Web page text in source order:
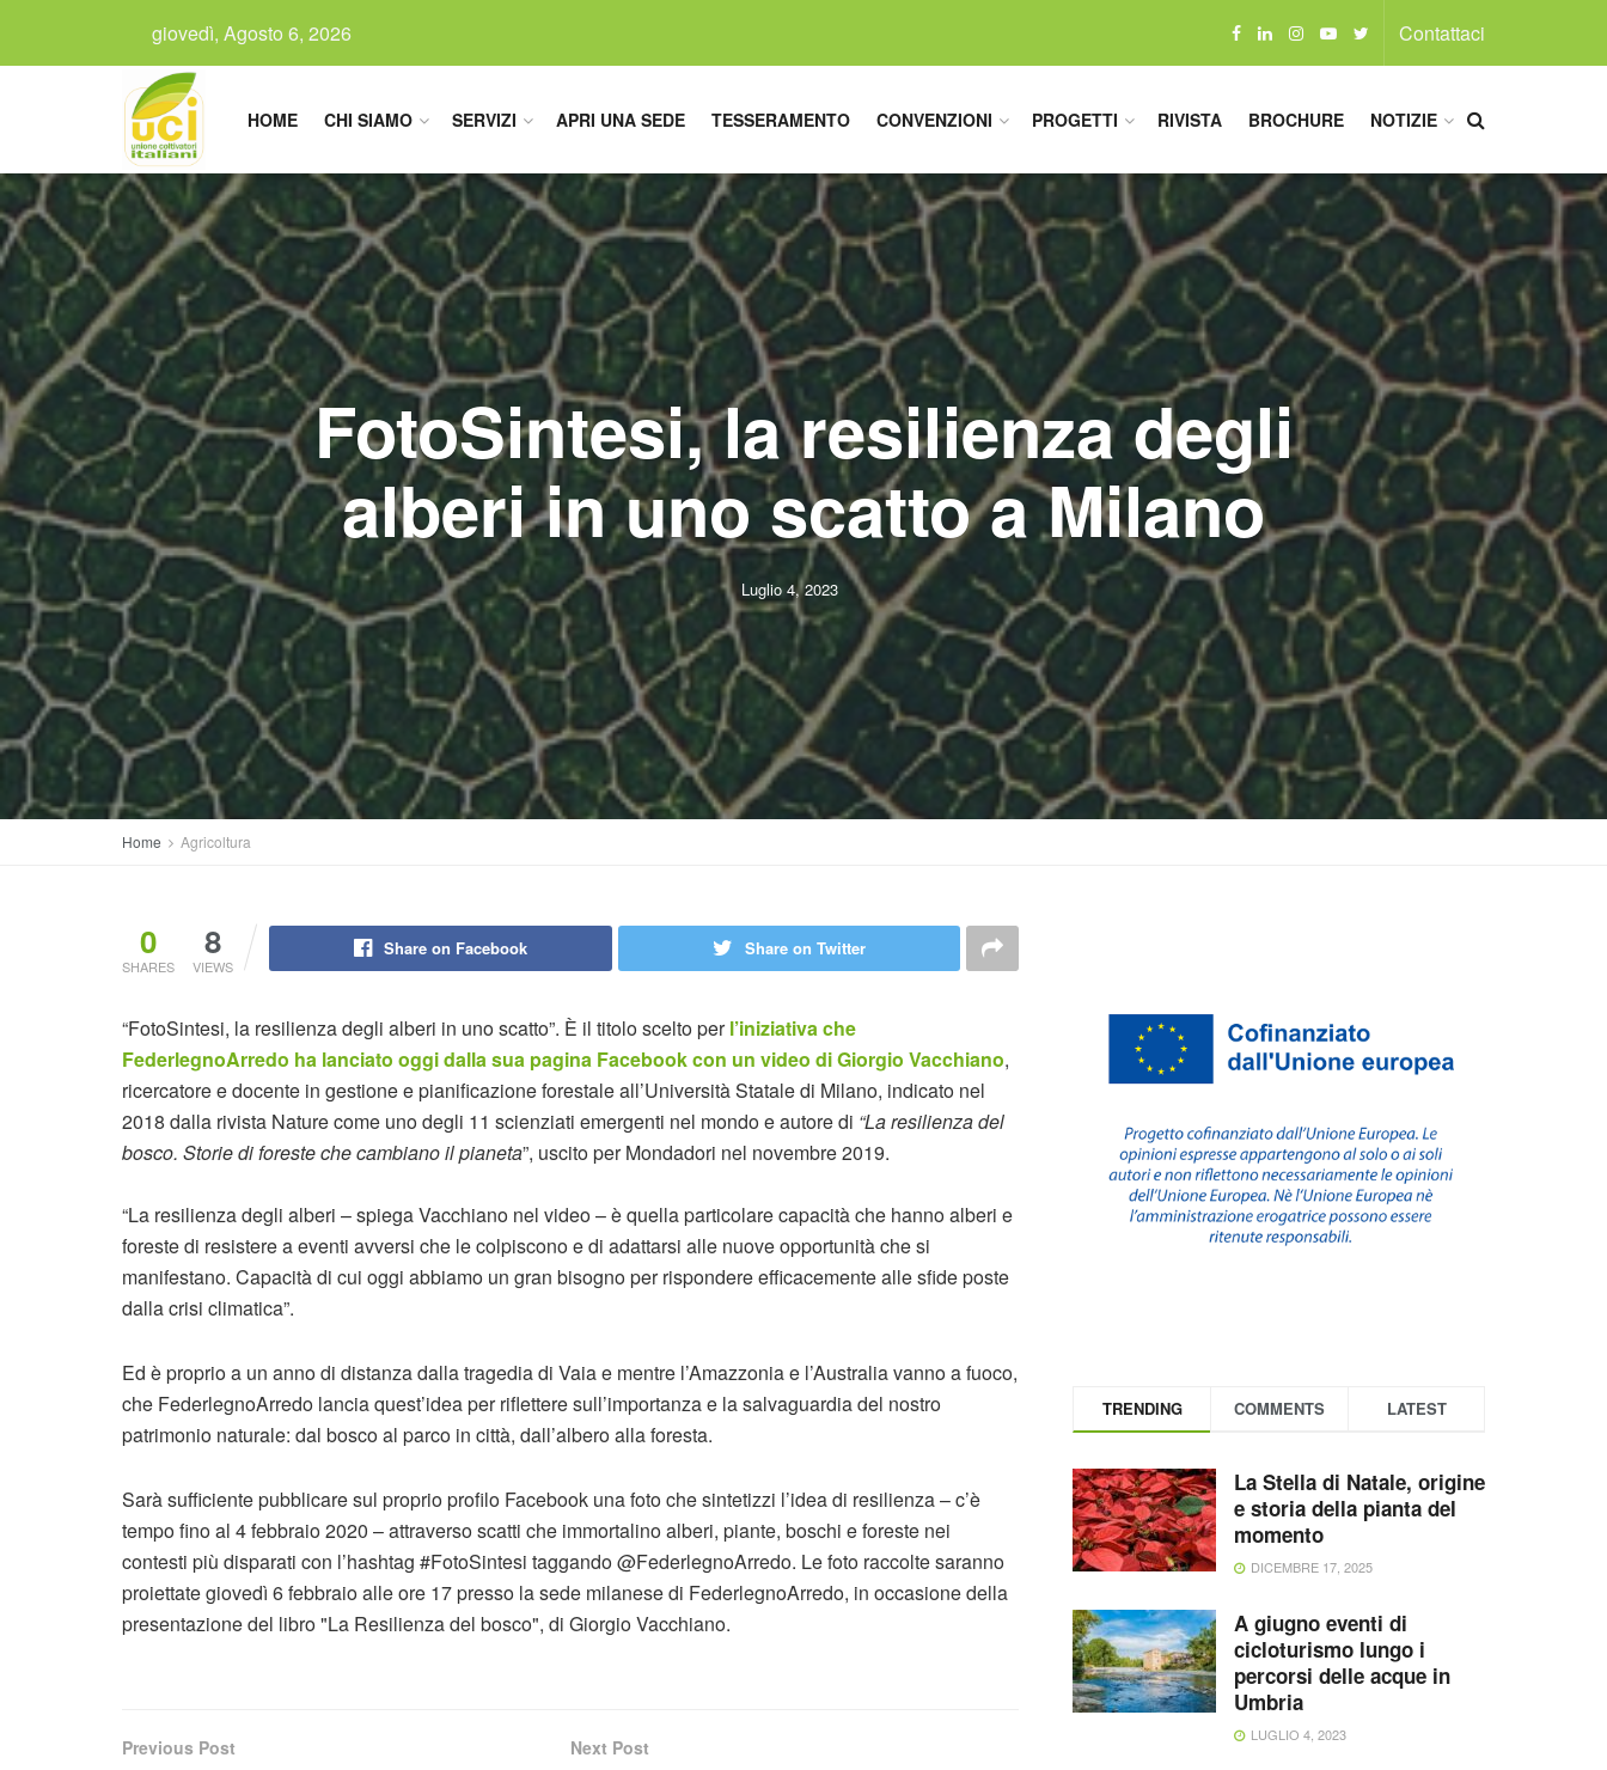
giovedì, Agosto 6, 2026 Contattaci
HOME CHI SIAMO SERVIZI APRI UNA SEDE TESSERAMENTO CONVENZIONI PROGETTI RIVISTA BROCHURE NOTIZIE
FotoSintesi, la resilienza degli
alberi in uno scatto a Milano
Luglio 4, 2023
Home Agricoltura
0
SHARES
8
VIEWS
Share on Facebook Share on Twitter
“FotoSintesi, la resilienza degli alberi in uno scatto”. È il titolo scelto perl’iniziativa che
FederlegnoArredo ha lanciato oggi dalla sua pagina Facebook con un video di Giorgio Vacchiano,
ricercatore e docente in gestione e pianificazione forestale all’Università Statale di Milano, indicato nel
2018 dalla rivista Nature come uno degli 11 scienziati emergenti nel mondo e autore di “La resilienza del
bosco. Storie di foreste che cambiano il pianeta”, uscito per Mondadori nel novembre 2019.
“La resilienza degli alberi – spiega Vacchiano nel video – è quella particolare capacità che hanno alberi e
foreste di resistere a eventi avversi che le colpiscono e di adattarsi alle nuove opportunità che si
manifestano. Capacità di cui oggi abbiamo un gran bisogno per rispondere efficacemente alle sfide poste
dalla crisi climatica”.
Ed è proprio a un anno di distanza dalla tragedia di Vaia e mentre l’Amazzonia e l’Australia vanno a fuoco,
che FederlegnoArredo lancia quest’idea per riflettere sull’importanza e la salvaguardia del nostro
patrimonio naturale: dal bosco al parco in città, dall’albero alla foresta.
Sarà sufficiente pubblicare sul proprio profilo Facebook una foto che sintetizzi l’idea di resilienza – c’è
tempo fino al 4 febbraio 2020 – attraverso scatti che immortalino alberi, piante, boschi e foreste nei
contesti più disparati con l’hashtag #FotoSintesi taggando @FederlegnoArredo. Le foto raccolte saranno
proiettate giovedì 6 febbraio alle ore 17 presso la sede milanese di FederlegnoArredo, in occasione della
presentazione del libro "La Resilienza del bosco", di Giorgio Vacchiano.
Previous Post Next Post
TRENDING COMMENTS LATEST
La Stella di Natale, origine
e storia della pianta del
momento
DICEMBRE 17, 2025
A giugno eventi di
cicloturismo lungo i
percorsi delle acque in
Umbria
LUGLIO 4, 2023